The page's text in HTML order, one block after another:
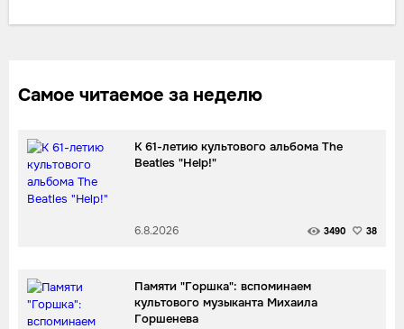
Самое читаемое за неделю
К 61-летию культового альбома The
Beatles "Help!"
6.8.2026 3490 38
Памяти "Горшка": вспоминаем
культового музыканта Михаила
Горшенева